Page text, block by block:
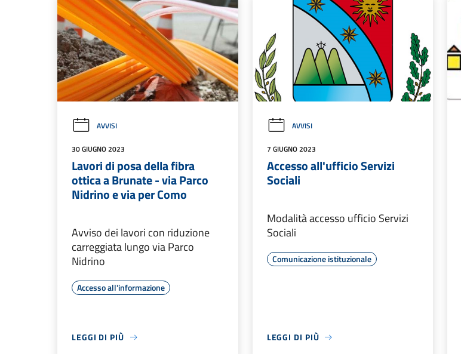
AVVISI
30 GIUGNO 2023
Lavori di posa della fibra
ottica a Brunate - via Parco
Nidrino e via per Como
Avviso dei lavori con riduzione
carreggiata lungo via Parco
Nidrino
Accesso all'informazione
LEGGI DI PIÙ
AVVISI
7 GIUGNO 2023
Accesso all'ufficio Servizi
Sociali
Modalità accesso ufficio Servizi
Sociali
Comunicazione istituzionale
LEGGI DI PIÙ